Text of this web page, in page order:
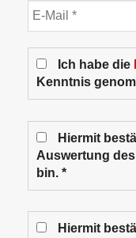
Ich habe die
Kenntnis
Hiermit
Auswertung
bin. *
Hiermit